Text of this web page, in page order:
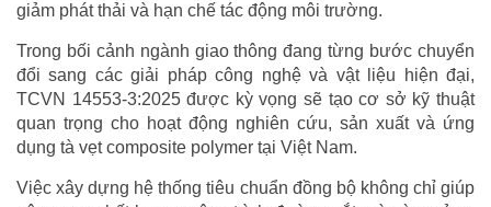
giảm phát thải và hạn chế tác động môi trường.
Trong bối cảnh ngành giao thông đang từng bước chuyển
đổi sang các giải pháp công nghệ và vật liệu hiện đại,
TCVN 14553-3:2025 được kỳ vọng sẽ tạo cơ sở kỹ thuật
quan trọng cho hoạt động nghiên cứu, sản xuất và ứng
dụng tà vẹt composite polymer tại Việt Nam.
Việc xây dựng hệ thống tiêu chuẩn đồng bộ không chỉ giúp